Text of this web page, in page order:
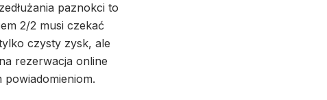
paznokci to
2/2 musi czekać
czysty zysk, ale
rezerwacja online